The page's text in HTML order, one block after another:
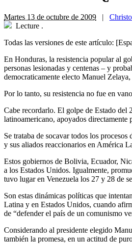
Martes 13 de octubre de 2009 |
Lecture .
Todas las versiones de este artículo:
En Honduras, la resistencia popular al
personas lesionadas y centenas – y
democraticamente electo Manuel
Por lo tanto, su resistencia no fue en
Cabe recordarlo. El golpe de Estado del
latinoamericano, apoyados directamente
Se trataba de socavar todos los
y sus aliados reaccionarios en América
Estos gobiernos de Bolivia, Ecuador,
a los Estados Unidos. Igualmente,
tuvo lugar en Venezuela los 27 y 28 de
Son estas dinámicas políticas que
Latina y en Estados Unidos, cuando
de “defender el país de un comunismo
Considerando al presidente elegido
también la promesa, en un actitud de